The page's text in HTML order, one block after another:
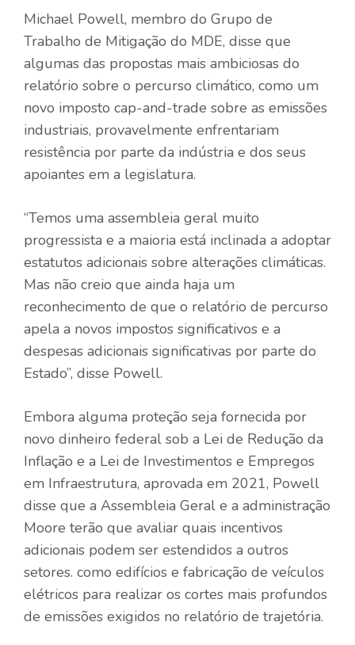
Michael Powell, membro do Grupo de
Trabalho de Mitigação do MDE, disse que
algumas das propostas mais ambiciosas do
relatório sobre o percurso climático, como um
novo imposto cap-and-trade sobre as emissões
industriais, provavelmente enfrentariam
resistência por parte da indústria e dos seus
apoiantes em a legislatura.
“Temos uma assembleia geral muito
progressista e a maioria está inclinada a adoptar
estatutos adicionais sobre alterações climáticas.
Mas não creio que ainda haja um
reconhecimento de que o relatório de percurso
apela a novos impostos significativos e a
despesas adicionais significativas por parte do
Estado”, disse Powell.
Embora alguma proteção seja fornecida por
novo dinheiro federal sob a Lei de Redução da
Inflação e a Lei de Investimentos e Empregos
em Infraestrutura, aprovada em 2021, Powell
disse que a Assembleia Geral e a administração
Moore terão que avaliar quais incentivos
adicionais podem ser estendidos a outros
setores. como edifícios e fabricação de veículos
elétricos para realizar os cortes mais profundos
de emissões exigidos no relatório de trajetória.